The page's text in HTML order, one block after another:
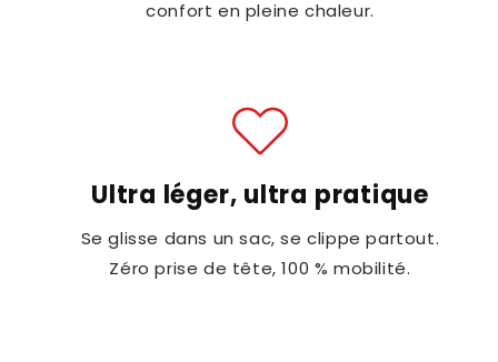
confort en pleine chaleur.
Ultra léger, ultra pratique
Se glisse dans un sac, se clippe partout.
Zéro prise de tête, 100 % mobilité.